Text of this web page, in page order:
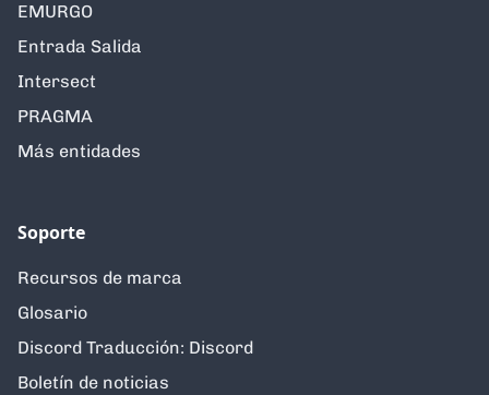
EMURGO
Entrada Salida
Intersect
PRAGMA
Más entidades
Soporte
Recursos de marca
Glosario
Discord Traducción: Discord
Boletín de noticias